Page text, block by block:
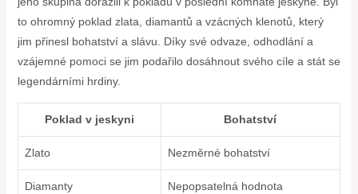
to ohromný poklad zlata, diamantů a vzácných klenotů, který
jim přinesl bohatství a slávu. Díky své odvaze, odhodlání a
vzájemné pomoci se jim podařilo dosáhnout svého cíle a stát se
legendárními hrdiny.
Poklad v jeskyni Bohatství
Zlato Nezměrné bohatství
Diamanty Nepopsatelná hodnota